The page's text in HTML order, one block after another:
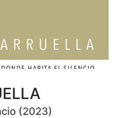
(2023)